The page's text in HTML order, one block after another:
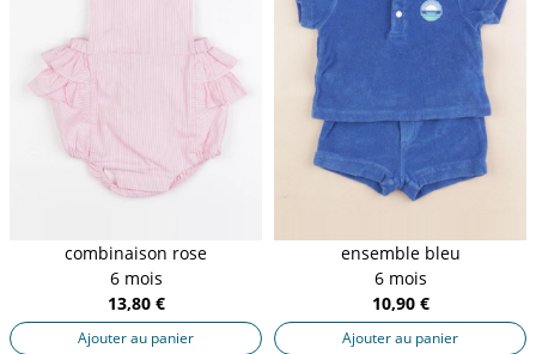
combinaison rose
6 mois
13,80 €
Ajouter au panier
ensemble bleu
6 mois
10,90 €
Ajouter au panier